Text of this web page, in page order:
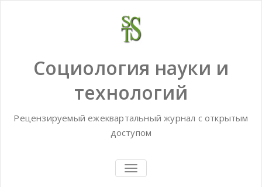
Социология науки и
технологий
Рецензируемый ежеквартальный журнал с открытым
доступом
TOGGLE
NAVIGATION